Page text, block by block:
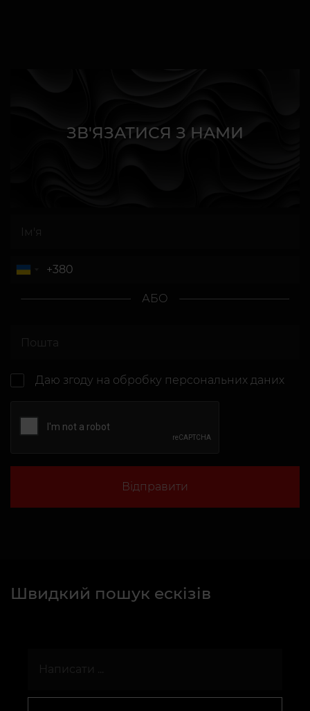
ЗВ'ЯЗАТИСЯ З НАМИ
АБО
Даю згоду на обробку персональних даних
Відправити
Швидкий пошук ескізів